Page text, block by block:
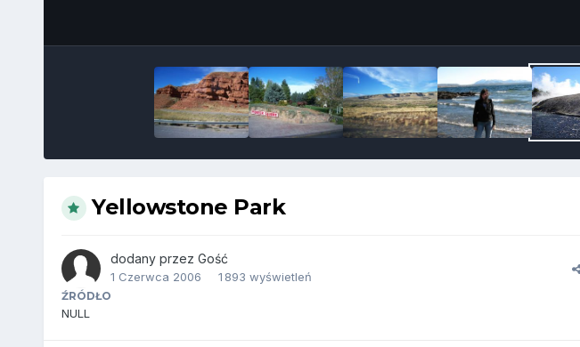
Yellowstone Park
dodany przez Gość
1 Czerwca 2006 1 893 wyświetleń
ŹRÓDŁO
NULL